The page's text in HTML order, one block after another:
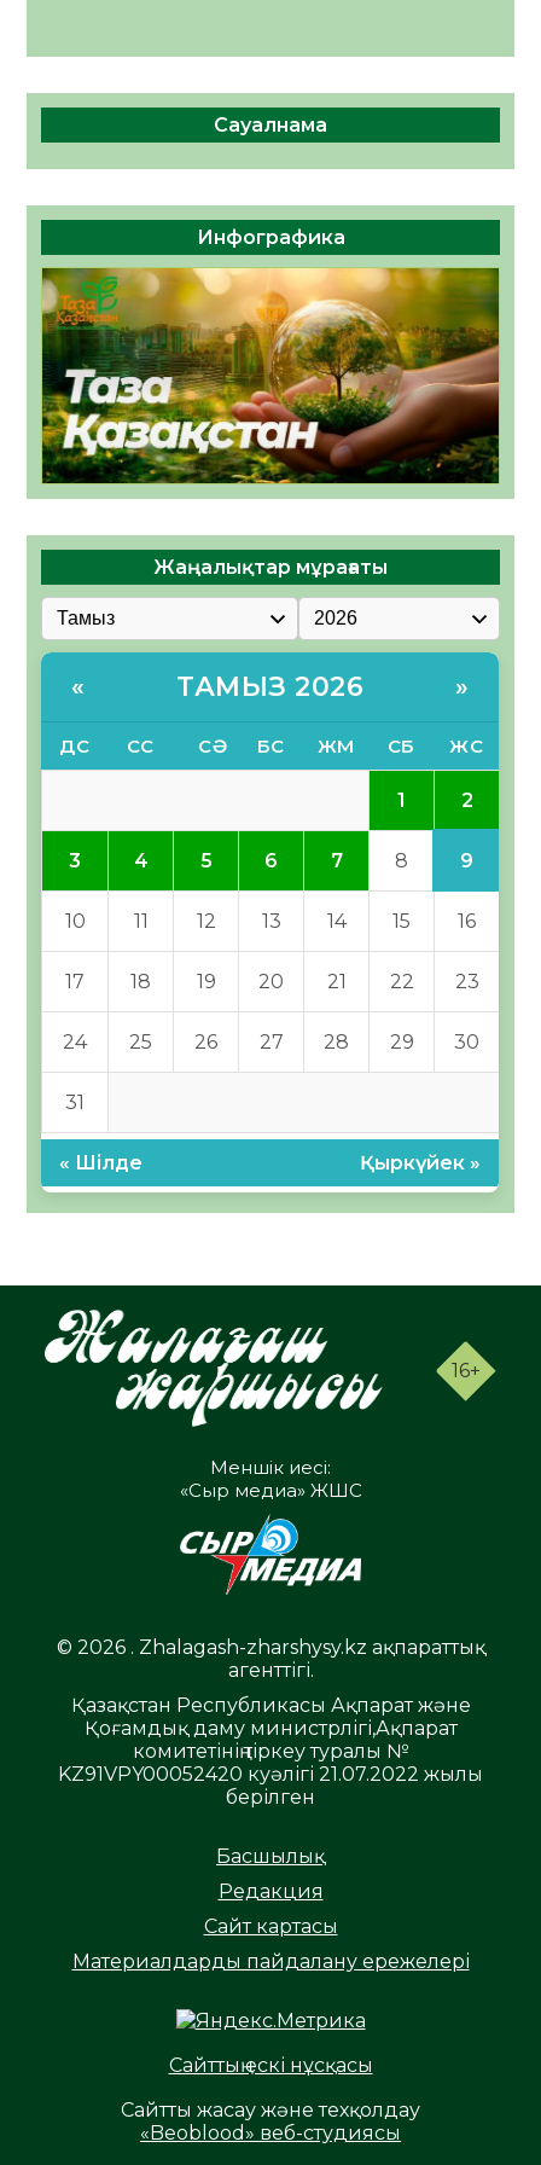
Сауалнама
Инфографика
Жаңалықтар мұрағаты
« ТАМЫЗ 2026 »
ДС СС СӘ БС ЖМ СБ ЖС
1 2
3 4 5 6 7 8 9
10 11 12 13 14 15 16
17 18 19 20 21 22 23
24 25 26 27 28 29 30
31
« Шілде Қыркүйек »
16+
Меншік иесі:
«Сыр медиа» ЖШС
© 2026 . Zhalagash-zharshysy.kz ақпараттық
агенттігі.
Қазақстан Республикасы Ақпарат және
Қоғамдық даму министрлігі,Ақпарат
комитетінің тіркеу туралы №
KZ91VPY00052420 куәлігі 21.07.2022 жылы
берілген
Басшылық
Редакция
Сайт картасы
Материалдарды пайдалану ережелері
Сайттың ескі нұсқасы
Сайтты жасау және техқолдау
«Beoblood» веб-студиясы